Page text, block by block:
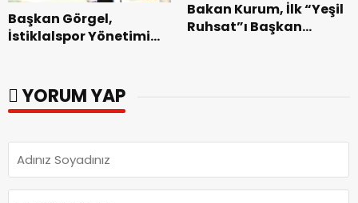
Başkan Görgel,
İstiklalspor Yönetimi
Bakan Kurum, İlk “Yeşil
Ruhsat”ı Başkan
YORUM YAP